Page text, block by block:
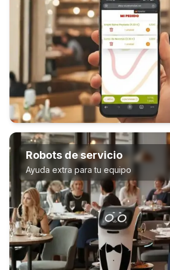
Robots de servicio
Ayuda extra para tu equipo